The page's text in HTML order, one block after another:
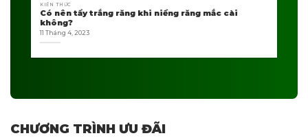
KIẾN THỨC
Có nên tẩy trắng răng khi niềng răng mắc cài
không?
11 Tháng 4, 2023
CHƯƠNG TRÌNH ƯU ĐÃI